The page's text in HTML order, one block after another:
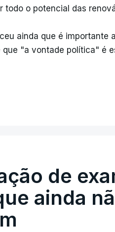
todo o potencial das
ainda que é importante
"a vontade política" é
de
ainda